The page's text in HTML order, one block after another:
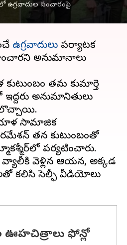
ఉగ్రవాదుల సంచారంపై
లోయలో జరిగిన
ఆధారాలు వెలుగు
ఉగ్రవాదులు పర్యాటక
అనుమానాలు
తమ కుమార్తె
అనుమానితులు
సామాజిక
తన కుటుంబంతో
పర్యటించారు.
వెళ్లిన ఆయన, అక్కడ
కలిసి సెల్ఫీ వీడియోలు
ఊహచిత్రాలు ఫోన్లో